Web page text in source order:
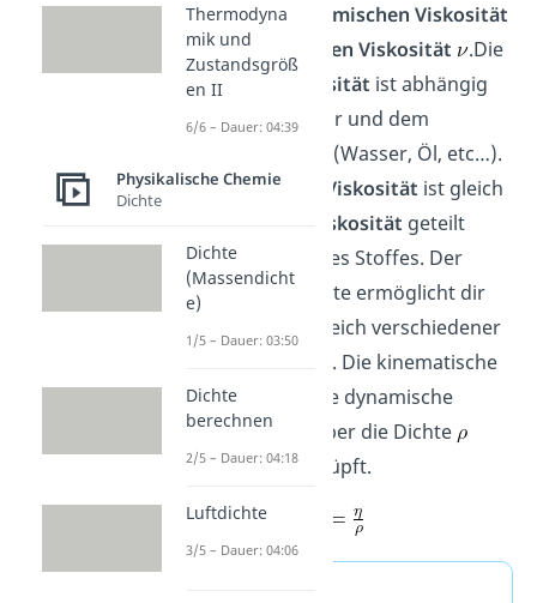
sogenannten dynamischen Viskosität
und kinematischen Viskosität
.Die
dynamische Viskosität ist abhängig
von der Temperatur und dem
betrachteten Stoff (Wasser, Öl, etc…).
Diekinematische Viskosität ist gleich
dynamische Viskosität geteilt
durch die
des Stoffes. Der
Bezug mit der Dichte ermöglicht dir
den direkten Vergleich verschiedener
Stoffe miteinander. Die kinematische
Viskosität
und die dynamische
Viskosität sind über die Dichte
miteinander verknüpft.
Thermodyna
mik und
Zustandsgröß
en II
6/6 – Dauer: 04:39
Physikalische Chemie
Dichte
Dichte
(Massendicht
e)
1/5 – Dauer: 03:50
Dichte
berechnen
2/5 – Dauer: 04:18
Luftdichte
3/5 – Dauer: 04:06